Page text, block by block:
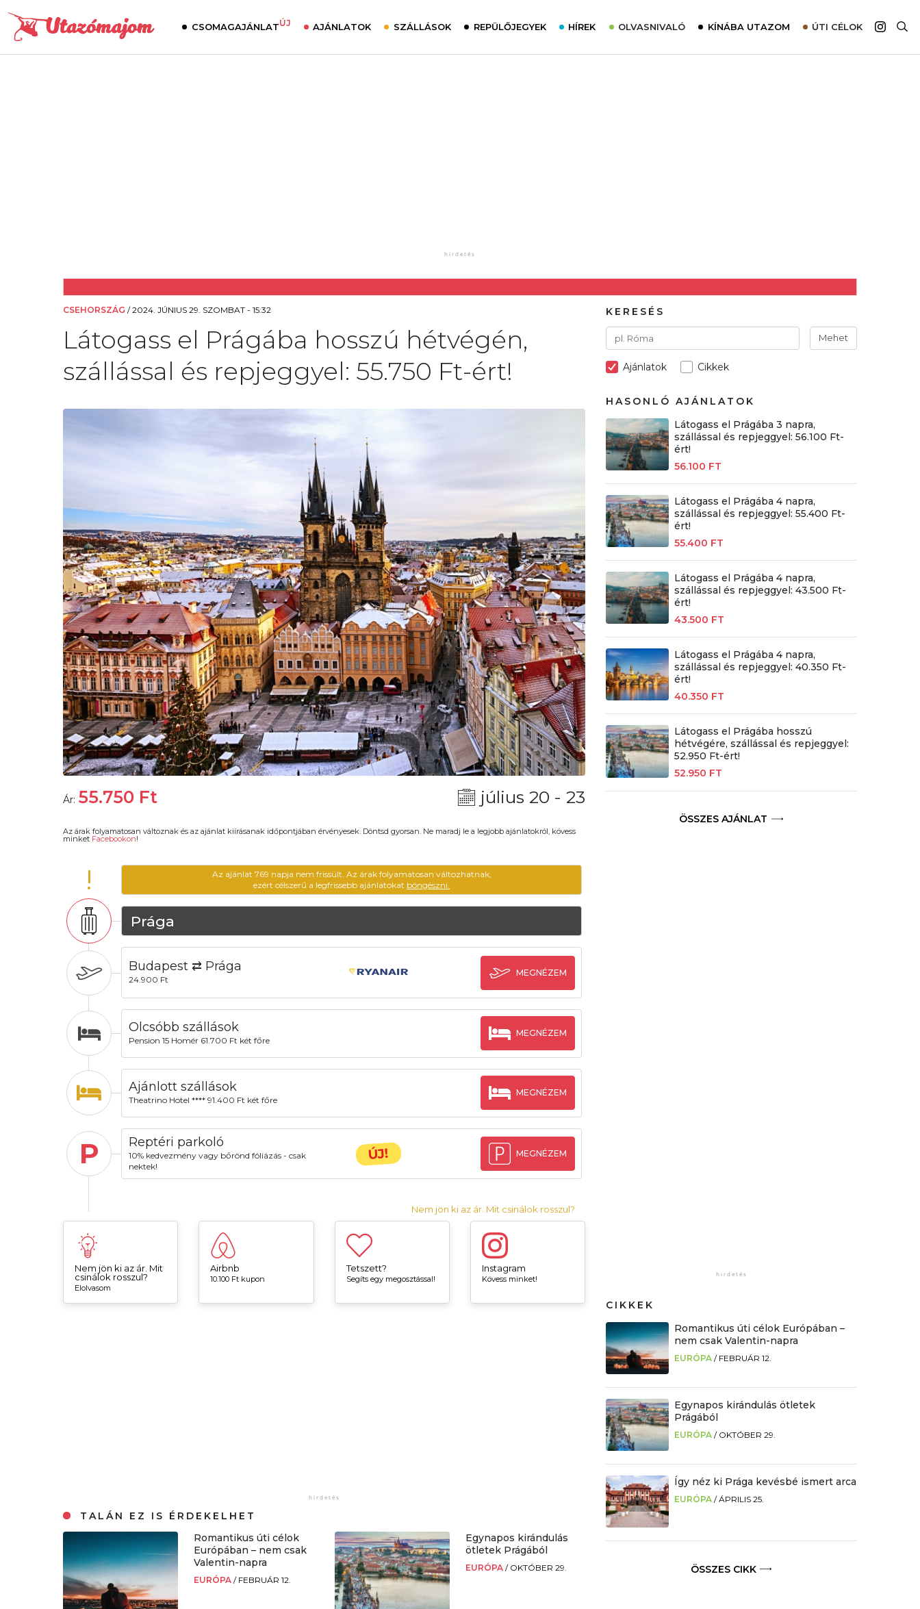
CSOMAGAJÁNLATÚJ AJÁNLATOK SZÁLLÁSOK REPÜLŐJEGYEK HÍREK OLVASNIVALÓ KÍNÁBA UTAZOM ÚTI CÉLOK
CSEHORSZÁG /2024. JÚNIUS 29. SZOMBAT - 15:32
Látogass el Prágába hosszú hétvégén,
szállással és repjeggyel: 55.750 Ft-ért!
Ár: 55.750 Ft július 20 - 23
Az árak folyamatosan változnak és az ajánlat kiírásanak időpontjában érvényesek. Döntsd gyorsan. Ne maradj le a legjobb ajánlatokról, kövess
minket Facebookon!
!
Az ajánlat 769 napja nem frissült. Az árak folyamatosan változhatnak,
ezért célszerű a legfrissebb ajánlatokat böngészni.
Prága
Budapest ⇄ Prága
24.900 Ft
MEGNÉZEM
Olcsóbb szállások
Pension 15 Homér 61.700 Ft két főre
MEGNÉZEM
Ajánlott szállások
Theatrino Hotel **** 91.400 Ft két főre
MEGNÉZEM
P Reptéri parkoló
10% kedvezmény vagy bőrönd fóliázás - csak
nektek!
ÚJ! MEGNÉZEM
Nem jön ki az ár. Mit csinálok rosszul?
Nem jön ki az ár. Mit
csinálok rosszul?
Elolvasom
Airbnb
10.100 Ft kupon
Tetszett?
Segíts egy megosztással!
Instagram
Kövess minket!
TALÁN EZ IS ÉRDEKELHET
Romantikus úti célok
Európában – nem csak
Valentin-napra
EURÓPA/ FEBRUÁR 12.
Egynapos kirándulás
ötletek Prágából
EURÓPA / OKTÓBER 29.
KERESÉS
Mehet
Ajánlatok Cikkek
HASONLÓ AJÁNLATOK
Látogass el Prágába 3 napra,
szállással és repjeggyel: 56.100 Ft-
ért!
56.100 FT
Látogass el Prágába 4 napra,
szállással és repjeggyel: 55.400 Ft-
ért!
55.400 FT
Látogass el Prágába 4 napra,
szállással és repjeggyel: 43.500 Ft-
ért!
43.500 FT
Látogass el Prágába 4 napra,
szállással és repjeggyel: 40.350 Ft-
ért!
40.350 FT
Látogass el Prágába hosszú
hétvégére, szállással és repjeggyel:
52.950 Ft-ért!
52.950 FT
ÖSSZES AJÁNLAT
CIKKEK
Romantikus úti célok Európában –
nem csak Valentin-napra
EURÓPA / FEBRUÁR 12.
Egynapos kirándulás ötletek
Prágából
EURÓPA / OKTÓBER 29.
Így néz ki Prága kevésbé ismert arca
EURÓPA /ÁPRILIS 25.
ÖSSZES CIKK